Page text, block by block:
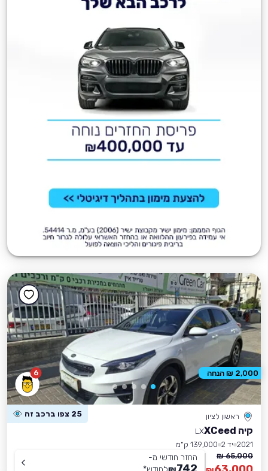
6
ראשון לציון 25 צפו ברכב זה
קיה XCeed
LX
2021 יד 2
139,000 ק״מ
65,000 ₪
החזר חודשי מ-
2,000 ₪ הנחה